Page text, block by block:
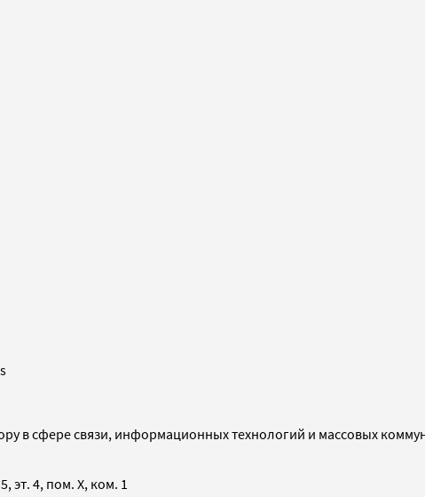
в сфере связи, информационных технологий и массовых
эт. 4, пом. X, ком. 1